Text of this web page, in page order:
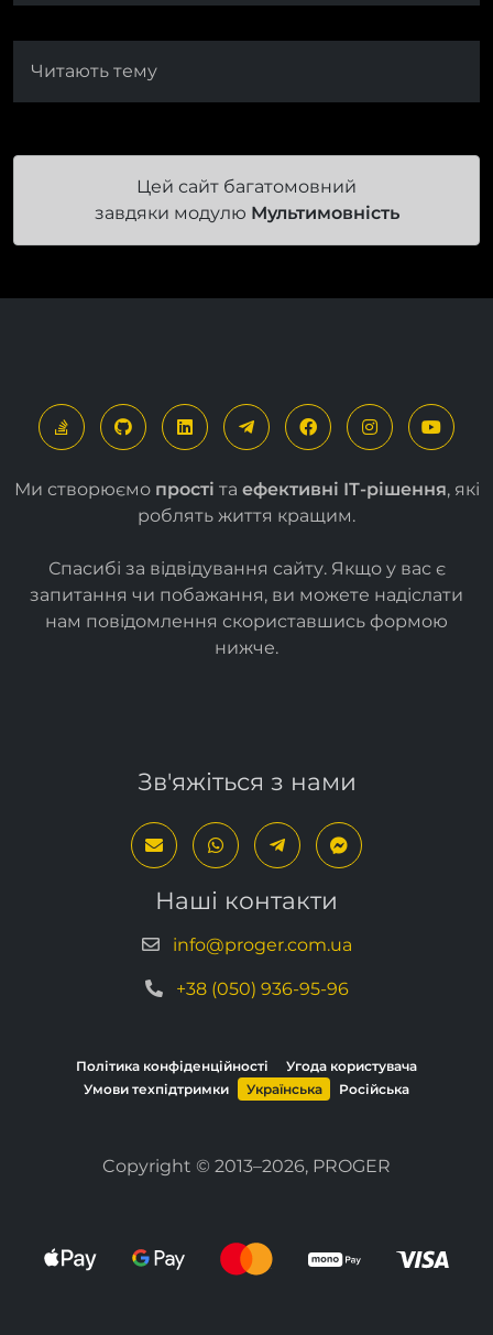
Читають тему
Цей сайт багатомовний
завдяки модулю Мультимовність
Ми створюємо прості та ефективні ІТ-рішення, які
роблять життя кращим.
Спасибі за відвідування сайту. Якщо у вас є
запитання чи побажання, ви можете надіслати
нам повідомлення скориставшись формою
нижче.
Зв'яжіться з нами
Наші контакти
info@proger.com.ua
+38 (050) 936-95-96
Політика конфіденційності
Угода користувача
Умови техпідтримки
Українська Російська
Copyright © 2013–2026, PROGER